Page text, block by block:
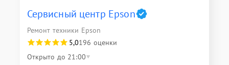
Сервисный центр Epson
Ремонт техники Epson
5,0196 оценки
Открыто до 21:00